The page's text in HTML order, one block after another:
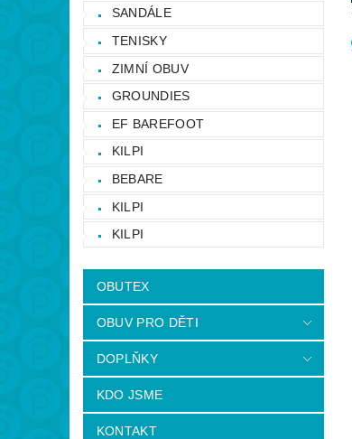
SANDÁLE
TENISKY
ZIMNÍ OBUV
GROUNDIES
EF BAREFOOT
KILPI
BEBARE
KILPI
KILPI
OBUTEX
OBUV PRO DĚTI
DOPLŇKY
KDO JSME
KONTAKT